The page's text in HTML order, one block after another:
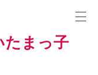
たまっ子